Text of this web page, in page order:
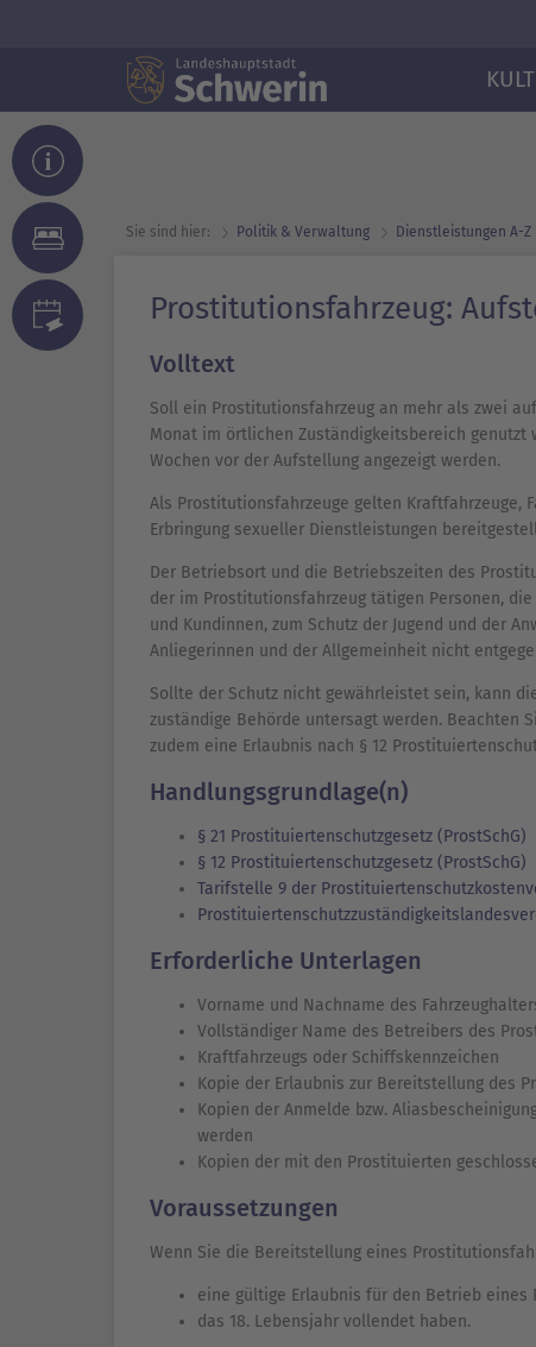
Sie sind hier: Politik & Verwaltung Dienst­leistungen A-Z
Prostitutionsfahrzeug:
Volltext
Soll ein Prostitutionsfahrzeug an mehr als zwei
Monat im örtlichen Zuständigkeitsbereich genutzt
Wochen vor der Aufstellung angezeigt werden.
Als Prostitutionsfahrzeuge gelten Kraftfahrzeuge,
Erbringung sexueller Dienstleistungen
Der Betriebsort und die Betriebszeiten des
der im Prostitutionsfahrzeug tätigen Personen,
und Kundinnen, zum Schutz der Jugend und der
Anliegerinnen und der Allgemeinheit nicht
Sollte der Schutz nicht gewährleistet sein, kann
zuständige Behörde untersagt werden. Beachten
zudem eine Erlaubnis nach § 12
Handlungsgrundlage(n)
§ 21 Prostituiertenschutzgesetz (ProstSchG)
§ 12 Prostituiertenschutzgesetz (ProstSchG)
Tarifstelle 9 der
Erforderliche Unterlagen
Vorname und Nachname des
Vollständiger Name des Betreibers des
Kraftfahrzeugs oder Schiffskennzeichen
Kopie der Erlaubnis zur Bereitstellung des
Kopien der Anmelde bzw.
werden
Kopien der mit den Prostituierten
Voraussetzungen
Wenn Sie die Bereitstellung eines
eine gültige Erlaubnis für den Betrieb eines
das 18. Lebensjahr vollendet haben.